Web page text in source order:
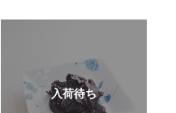
入荷待ち